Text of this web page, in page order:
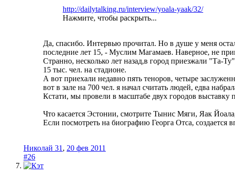
http://dailytalking.ru/interview/yoala-yaak/32/
Нажмите, чтобы раскрыть...
Да, спасибо. Интервью прочитал. Но в душе у меня
последние лет 15, - Муслим Магамаев. Наверное, не
Странно, несколько лет назад,в город приезжали "Та-
15 тыс. чел. на стадионе.
А вот приехали недавно пять теноров, четыре
вот в зале на 700 чел. я начал считать людей, едва
Кстати, мы провели в масштабе двух городов
Что касается Эстонии, смотрите Тынис Мяги, Яак
Если посмотреть на биографию Георга Отса,
Николай 31 , 20 фев 2011
#26